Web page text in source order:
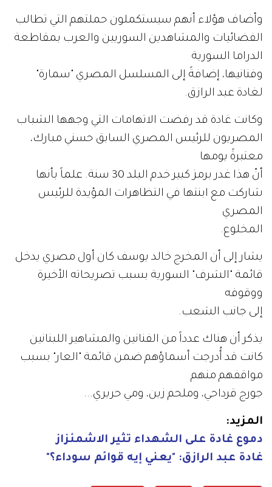
وأضاف هؤلاء أنهم سيستكملون حملتهم التي تطالب
الفضائيات والمشاهدين السوريين والعرب بمقاطعة
الدراما السورية
وفنانيها، إضافةً إلى المسلسل المصري "سمارة"
لغادة عبد الرازق.
وكانت غادة قد رفضت الاتهامات التي وجهها الشباب
المصريون للرئيس المصري السابق حسني مبارك،
معتبرةً يومها
أنّ هذا غدر برمز كبير خدم البلد 30 سنة. علماً بأنها
شاركت مع ابنتها في التظاهرات المؤيدة للرئيس
المصري
المخلوع.
يشار إلى أن المخرج خالد يوسف كان أول مصري يدخل
قائمة "الشرف" السورية بسبب تصريحاته الأخيرة
ووقوفه
إلى جانب الشعب.
يذكر أن هناك عدداً من الفنانين والمشاهير اللبنانين
كانت قد أُدرجت أسماؤهم ضمن قائمة "العار" بسبب
مواقفهم منهم
جورج قرداحي، وملحم زين، ومي حريري...
المزيد:
دموع غادة على الشهداء تثير الاشمئزاز
غادة عبد الرازق: "يعني إيه قوائم سوداء؟"